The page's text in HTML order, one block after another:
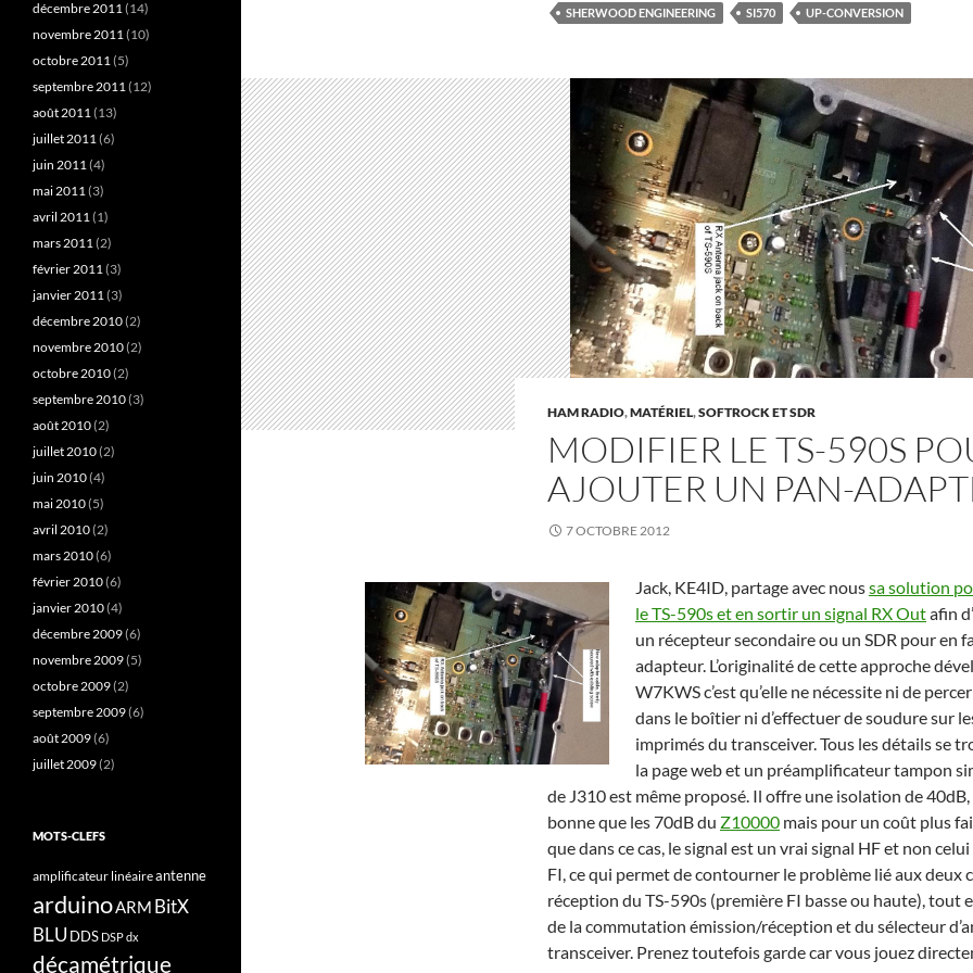
SHERWOOD ENGINEERING SI570 UP-CONVERSION
HAM RADIO,MATÉRIEL,SOFTROCK ET SDR
MODIFIER LE TS-590S
AJOUTER UN PAN-
7 OCTOBRE 2012
Jack, KE4ID, partage avec noussa solution
le TS-590s et en sortir un signal RX Outafin
un récepteur secondaire ou un SDR pour en
adapteur. L’originalité de cette approche
W7KWS c’est qu’elle ne nécessite ni de
dans le boîtier ni d’effectuer de soudure sur
imprimés du transceiver. Tous les détails se
la page web et un préamplificateur tampon
de J310 est même proposé. Il offre une isolation de
bonne que les 70dB du Z10000 mais pour un coût plus
que dans ce cas, le signal est un vrai signal HF et non celui
FI, ce qui permet de contourner le problème lié aux deux
réception du TS-590s (première FI basse ou haute), tout
de la commutation émission/réception et du sélecteur
transceiver. Prenez toutefois garde car vous jouez
décembre 2011(14)
novembre 2011(10)
octobre 2011(5)
septembre 2011(12)
août 2011(13)
juillet 2011(6)
juin 2011(4)
mai 2011(3)
avril 2011(1)
mars 2011(2)
février 2011(3)
janvier 2011(3)
décembre 2010(2)
novembre 2010(2)
octobre 2010(2)
septembre 2010(3)
août 2010(2)
juillet 2010(2)
juin 2010(4)
mai 2010(5)
avril 2010(2)
mars 2010(6)
février 2010(6)
janvier 2010(4)
décembre 2009(6)
novembre 2009(5)
octobre 2009(2)
septembre 2009(6)
août 2009(6)
juillet 2009(2)
MOTS-CLEFS
amplificateur linéaireantenne
arduinoARM BitX
BLU DDS DSPdx
décamétrique